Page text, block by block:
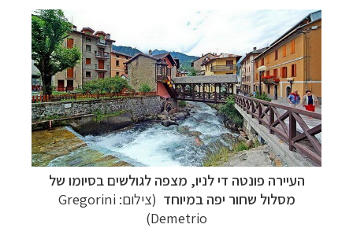
העיירה פונטה די לניו, מצפה לגולשים בסיומו של
מסלול שחור יפה במיוחד
(צילום: Gregorini
Demetrio)